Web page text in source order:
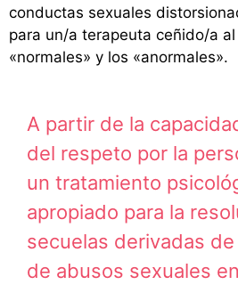
conductas sexuales
para un/a terapeuta ceñido/a
«normales» y los «anormales».
A partir de la
del respeto por la
un tratamiento
apropiado para la
secuelas derivadas
de abusos sexuales